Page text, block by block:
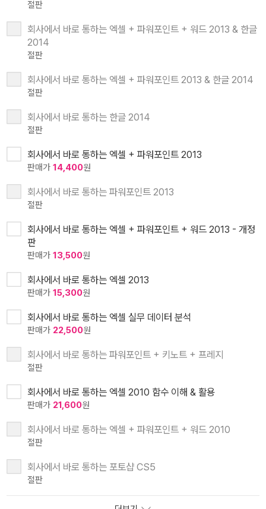
절판
회사에서 바로 통하는 엑셀 + 파워포인트 + 워드 2013 & 한글
2014
절판
회사에서 바로 통하는 엑셀 + 파워포인트 2013 & 한글 2014
절판
회사에서 바로 통하는 한글 2014
절판
회사에서 바로 통하는 엑셀 + 파워포인트 2013
판매가 14,400원
회사에서 바로 통하는 파워포인트 2013
절판
회사에서 바로 통하는 엑셀 + 파워포인트 + 워드 2013 - 개정
판
판매가 13,500원
회사에서 바로 통하는 엑셀 2013
판매가 15,300원
회사에서 바로 통하는 엑셀 실무 데이터 분석
판매가 22,500원
회사에서 바로 통하는 파워포인트 + 키노트 + 프레지
절판
회사에서 바로 통하는 엑셀 2010 함수 이해 & 활용
판매가 21,600원
회사에서 바로 통하는 엑셀 + 파워포인트 + 워드 2010
절판
회사에서 바로 통하는 포토샵 CS5
절판